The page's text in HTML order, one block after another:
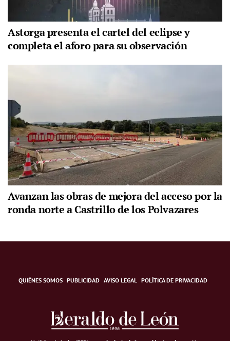
Astorga presenta el cartel del eclipse y
completa el aforo para su observación
Avanzan las obras de mejora del acceso por la
ronda norte a Castrillo de los Polvazares
QUIÉNES SOMOS PUBLICIDAD AVISO LEGAL POLÍTICA DE PRIVACIDAD